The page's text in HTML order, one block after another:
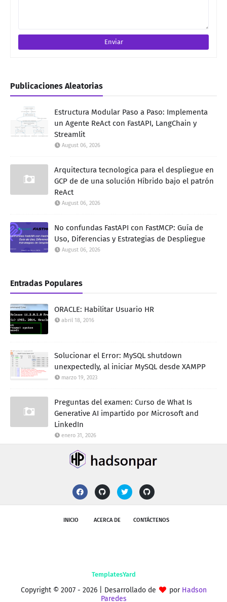
Publicaciones Aleatorias
Estructura Modular Paso a Paso: Implementa
un Agente ReAct con FastAPI, LangChain y
Streamlit
August 06, 2026
Arquitectura tecnologica para el despliegue en
GCP de de una solución Híbrido bajo el patrón
ReAct
August 06, 2026
No confundas FastAPI con FastMCP: Guía de
Uso, Diferencias y Estrategias de Despliegue
August 06, 2026
Entradas Populares
ORACLE: Habilitar Usuario HR
abril 18, 2016
Solucionar el Error: MySQL shutdown
unexpectedly, al iniciar MySQL desde XAMPP
marzo 19, 2023
Preguntas del examen: Curso de What Is
Generative AI impartido por Microsoft and
LinkedIn
enero 31, 2026
INICIO ACERCA DE CONTÁCTENOS
Copyright © 2007 - 2026 | Desarrollado de por Hadson
Paredes